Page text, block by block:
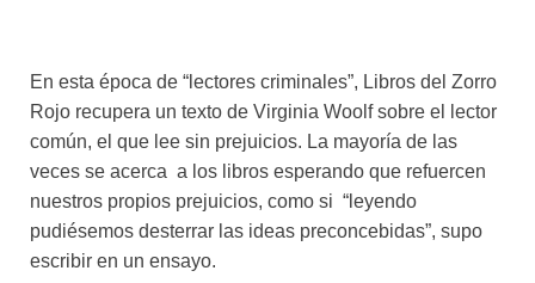
En esta época de “lectores criminales”, Libros del Zorro
Rojo recupera un texto de Virginia Woolf sobre el lector
común, el que lee sin prejuicios. La mayoría de las
veces se acerca a los libros esperando que refuercen
nuestros propios prejuicios, como si “leyendo
pudiésemos desterrar las ideas preconcebidas”, supo
escribir en un ensayo.